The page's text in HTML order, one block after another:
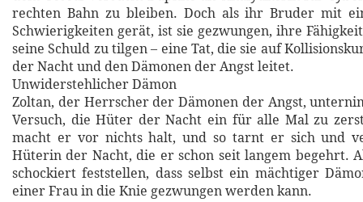
rechten Bahn zu bleiben. Doch als ihr Bruder mit
Schwierigkeiten gerät, ist sie gezwungen, ihre
seine Schuld zu tilgen – eine Tat, die sie auf
der Nacht und den Dämonen der Angst leitet.
Unwiderstehlicher Dämon
Zoltan, der Herrscher der Dämonen der Angst,
Versuch, die Hüter der Nacht ein für alle Mal zu
macht er vor nichts halt, und so tarnt er sich und
Hüterin der Nacht, die er schon seit langem begehrt.
schockiert feststellen, dass selbst ein mächtiger
einer Frau in die Knie gezwungen werden kann.